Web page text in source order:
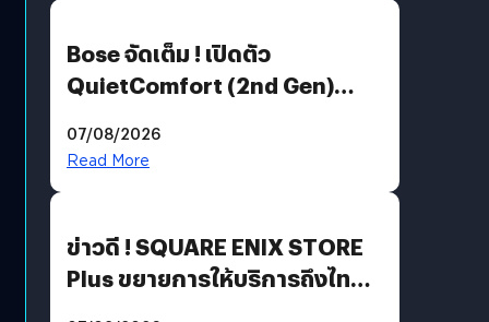
Bose จัดเต็ม ! เปิดตัว
QuietComfort (2nd Gen)
07/08/2026
Read More
ข่าวดี ! SQUARE ENIX STORE
Plus ขยายการให้บริการถึงไทย